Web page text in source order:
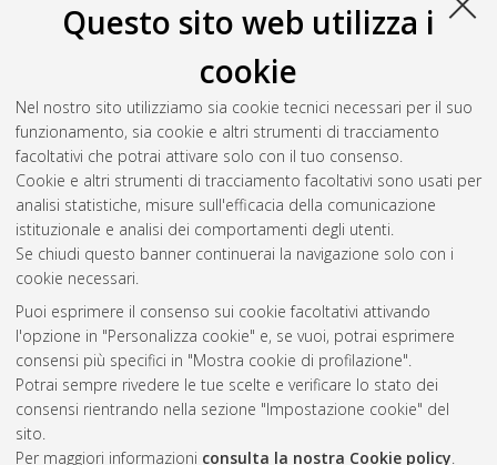
Questo sito web utilizza i
cookie
Nel nostro sito utilizziamo sia cookie tecnici necessari per il suo
funzionamento, sia cookie e altri strumenti di tracciamento
facoltativi che potrai attivare solo con il tuo consenso.
Cookie e altri strumenti di tracciamento facoltativi sono usati per
analisi statistiche, misure sull'efficacia della comunicazione
istituzionale e analisi dei comportamenti degli utenti.
Se chiudi questo banner continuerai la navigazione solo con i
cookie necessari.
Puoi esprimere il consenso sui cookie facoltativi attivando
l'opzione in "Personalizza cookie" e, se vuoi, potrai esprimere
consensi più specifici in "Mostra cookie di profilazione".
Potrai sempre rivedere le tue scelte e verificare lo stato dei
consensi rientrando nella sezione "Impostazione cookie" del
sito.
Per maggiori informazioni consulta la nostra Cookie policy.
Tubiana, Matteo(2014)Il viaggio celeste di Paolo (2Cor 12,1-
10). Particolarità e funzionalità di una forma di contatto con il
, [Dissertation thesis], Alma Mater Studiorum
Università di Bologna. Dottorato di ricerca inStoria , 26 Ciclo.
DOI 10.6092/unibo/amsdottorato/6193.
Questa lista e' stata generata ilSat Aug 8 20:37:57 2026
Atom
Rss 1.0
Rss 2.0
ISSN: 2038-7946